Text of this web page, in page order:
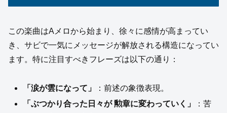
この楽曲はAメロから始まり、徐々に感情が高まってい
き、サビで一気にメッセージが解放される構造になってい
ます。特に注目すべきフレーズは以下の通り：
「涙が雲になって」
：前述の象徴表現。
「ぶつかり合った日々が 勲章に変わっていく」
：苦